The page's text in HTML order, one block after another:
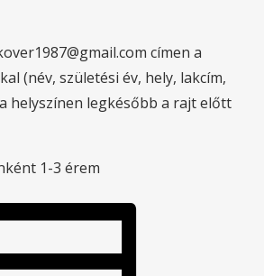
címen a
(név, születési év, hely, lakcím,
helyszínen legkésőbb a rajt előtt
1-3 érem